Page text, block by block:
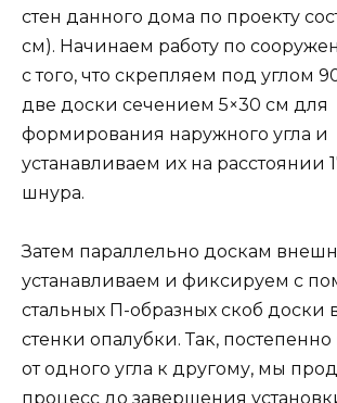
стен данного дома по проекту
см). Начинаем работу по
с того, что скрепляем под углом
две доски сечением 5×30 см для
формирования наружного угла и
устанавливаем их на расстоянии
шнура.
Затем параллельно доскам
устанавливаем и фиксируем с
стальных П-образных скоб доски
стенки опалубки. Так,
от одного угла к другому, мы
процесс до завершения